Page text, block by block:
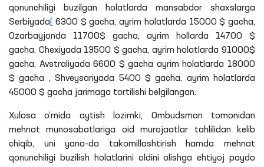
qonunchiligi buzilgan holatlarda mansabdor shaxslarga
Serbiyada
6300 $ gacha, ayrim holatlarda 15000 $ gacha,
Ozarbayjonda 11700$ gacha, ayrim hollarda 14700 $
gacha, Chexiyada 13500 $ gacha, ayrim holatlarda 91000$
gacha, Avstraliyada 6600 $ gacha ayrim holatlarda 18000
$ gacha , Shveysariyada 5400 $ gacha, ayrim holatlarda
45000 $ gacha jarimaga tortilishi belgilangan.
Xulosa o‘rnida aytish lozimki, Ombudsman tomonidan
mehnat munosabatlariga oid murojaatlar tahlilidan kelib
chiqib, uni yana-da takomillashtirish hamda mehnat
qonunchiligi buzilish holatlarini oldini olishga ehtiyoj paydo